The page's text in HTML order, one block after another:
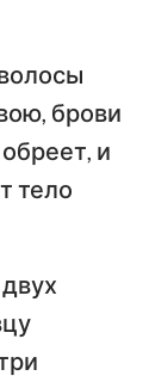
брови
и
тело